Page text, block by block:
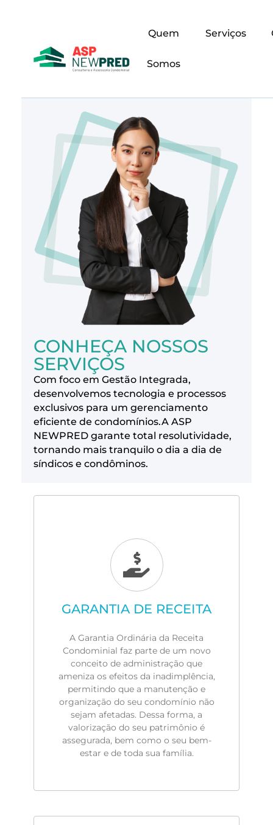
Quem
Somos
Serviços
CONHEÇA NOSSOS
SERVIÇOS
Com foco em Gestão Integrada,
desenvolvemos tecnologia e processos
exclusivos para um gerenciamento
eficiente de condomínios.A ASP
NEWPRED garante total resolutividade,
tornando mais tranquilo o dia a dia de
síndicos e condôminos.
GARANTIA DE RECEITA
A Garantia Ordinária da Receita
Condominial faz parte de um novo
conceito de administração que
ameniza os efeitos da inadimplência,
permitindo que a manutenção e
organização do seu condomínio não
sejam afetadas. Dessa forma, a
valorização do seu patrimônio é
assegurada, bem como o seu bem-
estar e de toda sua família.